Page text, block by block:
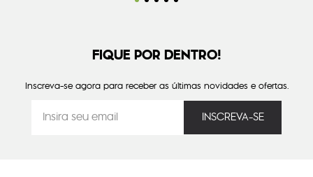
FIQUE POR DENTRO!
Inscreva-se agora para receber as últimas novidades e ofertas.